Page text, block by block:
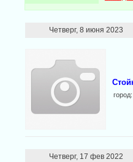
Четверг, 8 июня 2023
город:
Четверг, 17 фев 2022